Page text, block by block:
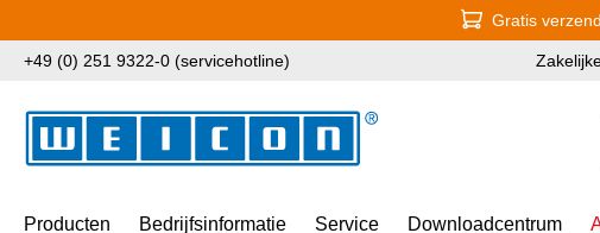
Gratis
+49 (0) 251 9322-0 (servicehotline)
Producten Bedrijfsinformatie Service Downloadcentrum